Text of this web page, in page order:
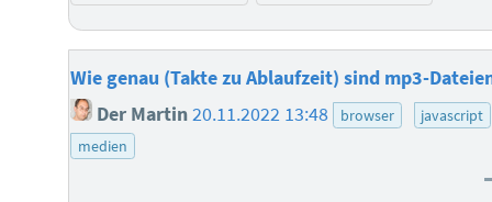
Wie genau (Takte zu Ablaufzeit) sind mp3-
Der Martin20.11.2022 13:48 browser
javascript
medien